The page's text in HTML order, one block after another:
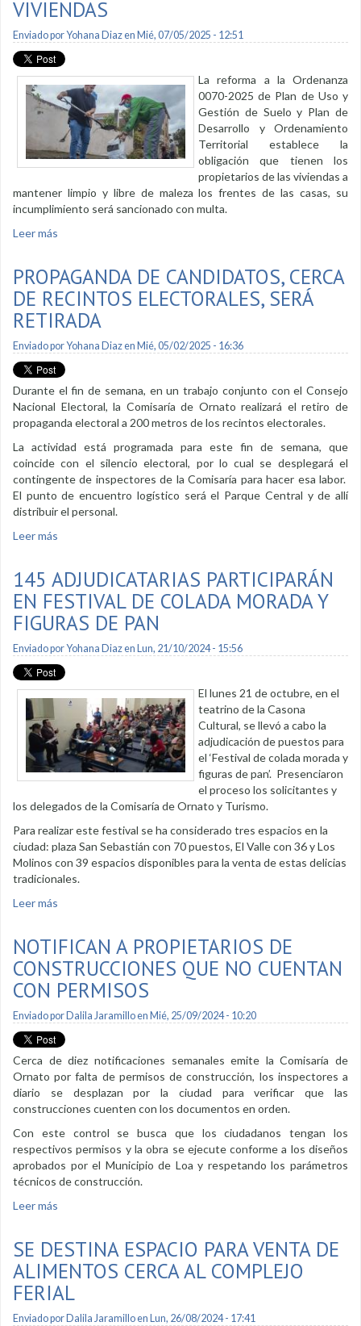
VIVIENDAS
Enviado porYohana Diazen Mié, 07/05/2025 - 12:51
La reforma a la Ordenanza
0070-2025 de Plan de Uso y
Gestión de Suelo y Plan de
Desarrollo y Ordenamiento
Territorial establece la
obligación que tienen los
propietarios de las viviendas a
mantener limpio y libre de maleza los frentes de las casas, su
incumplimiento será sancionado con multa.
Leer más
PROPAGANDA DE CANDIDATOS, CERCA
DE RECINTOS ELECTORALES, SERÁ
RETIRADA
Enviado porYohana Diazen Mié, 05/02/2025 - 16:36
Durante el fin de semana, en un trabajo conjunto con el Consejo
Nacional Electoral, la Comisaría de Ornato realizará el retiro de
propaganda electoral a 200 metros de los recintos electorales.
La actividad está programada para este fin de semana, que
coincide con el silencio electoral, por lo cual se desplegará el
contingente de inspectores de la Comisaría para hacer esa labor.
El punto de encuentro logístico será el Parque Central y de allí
distribuir el personal.
Leer más
145 ADJUDICATARIAS PARTICIPARÁN
EN FESTIVAL DE COLADA MORADA Y
FIGURAS DE PAN
Enviado porYohana Diazen Lun, 21/10/2024 - 15:56
El lunes 21 de octubre, en el
teatrino de la Casona
Cultural, se llevó a cabo la
adjudicación de puestos para
el ‘Festival de colada morada y
figuras de pan’. Presenciaron
el proceso los solicitantes y
los delegados de la Comisaría de Ornato y Turismo.
Para realizar este festival se ha considerado tres espacios en la
ciudad: plaza San Sebastián con 70 puestos, El Valle con 36 y Los
Molinos con 39 espacios disponibles para la venta de estas delicias
tradicionales.
Leer más
NOTIFICAN A PROPIETARIOS DE
CONSTRUCCIONES QUE NO CUENTAN
CON PERMISOS
Enviado por Dalila Jaramilloen Mié, 25/09/2024 - 10:20
Cerca de diez notificaciones semanales emite la Comisaría de
Ornato por falta de permisos de construcción, los inspectores a
diario se desplazan por la ciudad para verificar que las
construcciones cuenten con los documentos en orden.
Con este control se busca que los ciudadanos tengan los
respectivos permisos y la obra se ejecute conforme a los diseños
aprobados por el Municipio de Loa y respetando los parámetros
técnicos de construcción.
Leer más
SE DESTINA ESPACIO PARA VENTA DE
ALIMENTOS CERCA AL COMPLEJO
FERIAL
Enviado por Dalila Jaramilloen Lun, 26/08/2024 - 17:41